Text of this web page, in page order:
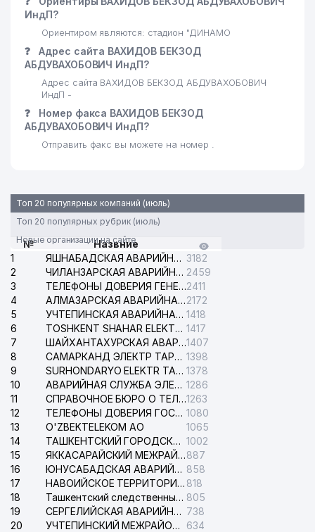
ИндП?
Ориентиром являются: стадион "ДИНАМО
❓
Адрес сайта ВАХИДОВ БЕКЗОД
АБДУВАХОБОВИЧ ИндП?
Адрес сайта ВАХИДОВ БЕКЗОД АБДУВАХОБОВИЧ
ИндП -
❓
Номер факса ВАХИДОВ БЕКЗОД
АБДУВАХОБОВИЧ ИндП?
Отправить факс вы можете на номер .
Топ 20 популярных компаний (июль)
Топ 20 популярных рубрик (июль)
Новые организации на сайте
№
Назвние
1
ЯШНАБАДСКАЯ АВАРИЙНАЯ СЛУЖБА ЭЛЕКТРОСЕТИ 3182
2
ЧИЛАНЗАРСКАЯ АВАРИЙНАЯ СЛУЖБА ЭЛЕКТРОСЕТИ 2459
3
ТЕЛЕФОНЫ ДОВЕРИЯ ГЕНЕРАЛЬНОЙ ПРОКУРАТУРЫ РЕСПУБЛИКИ УЗБЕКИСТАН2411
4
АЛМАЗАРСКАЯ АВАРИЙНАЯ СЛУЖБА ЭЛЕКТРОСЕТИ2172
5
УЧТЕПИНСКАЯ АВАРИЙНАЯ СЛУЖБА ЭЛЕКТРОСЕТИ 1418
6
TOSHKENT SHAHAR ELEKTR TARMOQLARI KORXONASI АО 1417
7
ШАЙХАНТАХУРСКАЯ АВАРИЙНАЯ СЛУЖБА ЭЛЕКТРОСЕТИ1407
8
САМАРКАНД ЭЛЕКТР ТАРМОКЛАРИ АО 1398
9
SURHONDARYO ELEKTR TARMOKLARI АО 1378
10
АВАРИЙНАЯ СЛУЖБА ЭЛЕКТРОСЕТИ ТАШКЕНТСКОГО РАЙОНА 1286
11
СПРАВОЧНОЕ БЮРО О ТЕЛЕФОНАХ ОРГАНИЗАЦИЙ г. ТАШКЕНТА1263
12
ТЕЛЕФОНЫ ДОВЕРИЯ ГОСУДАРСТВЕННОГО ЦЕНТРА ТЕСТИРОВАНИЯ 1080
13
O'ZBEKTELEKOM АО
1065
14
ТАШКЕНТСКИЙ ГОРОДСКОЙ СУД ПО ГРАЖДАНСКИМ ДЕЛАМ 1002
15
ЯККАСАРАЙСКИЙ МЕЖРАЙОННЫЙ СУД ПО ГРАЖДАНСКИМ ДЕЛАМ887
16
ЮНУСАБАДСКАЯ АВАРИЙНАЯ СЛУЖБА ЭЛЕКТРОСЕТИ 858
17
НАВОИЙСКОЕ ТЕРРИТОРИАЛЬНОЕ ПРЕДПРИЯТИЕ ЭЛЕКТРОСЕТИ АО 818
18
Ташкентский следственный изолятор 805
19
СЕРГЕЛИЙСКАЯ АВАРИЙНАЯ СЛУЖБА ЭЛЕКТРОСЕТИ 738
20
УЧТЕПИНСКИЙ МЕЖРАЙОННЫЙ СУД ПО ГРАЖДАНСКИМ ДЕЛАМ 634